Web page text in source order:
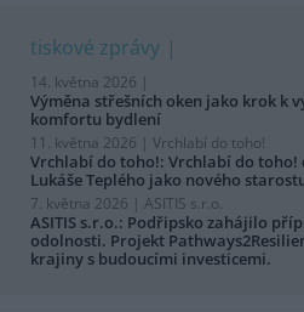
tiskové zprávy
14. května 2026 |
Výměna střešních oken jako krok k
komfortu bydlení
11. května 2026 | Vrchlabí do toho!
Vrchlabí do toho!: Vrchlabí do toho!
Lukáše Teplého jako nového
7. května 2026 | ASITIS s.r.o.
ASITIS s.r.o.: Podřipsko zahájilo
odolnosti. Projekt
krajiny s budoucími investicemi.